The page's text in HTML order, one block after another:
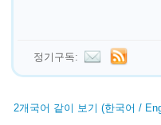
정기구독:
2개국어 같이 보기 (한국어 /